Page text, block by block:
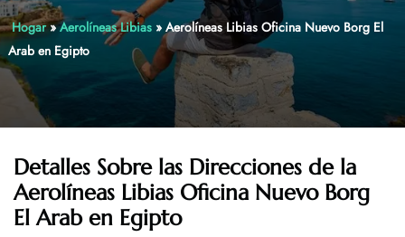
Hogar»Aerolíneas Libias» Aerolíneas Libias Oficina Nuevo Borg El
Arab en Egipto
Detalles Sobre las Direcciones de la
Aerolíneas Libias Oficina Nuevo Borg
El Arab en Egipto